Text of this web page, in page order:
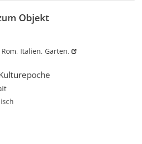
Objekt
Italien, Garten.